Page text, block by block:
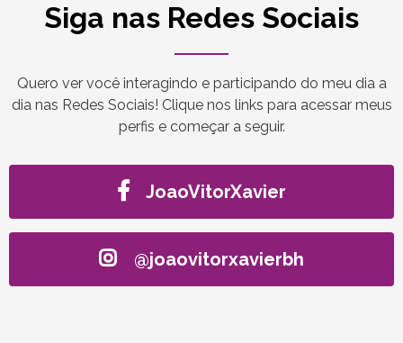
Siga nas Redes Sociais
Quero ver você interagindo e participando do meu dia a
dia nas Redes Sociais! Clique nos links para acessar meus
perfis e começar a seguir.
JoaoVitorXavier
@joaovitorxavierbh